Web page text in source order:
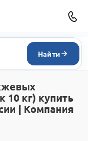
Найти
кг) купить
| Компания